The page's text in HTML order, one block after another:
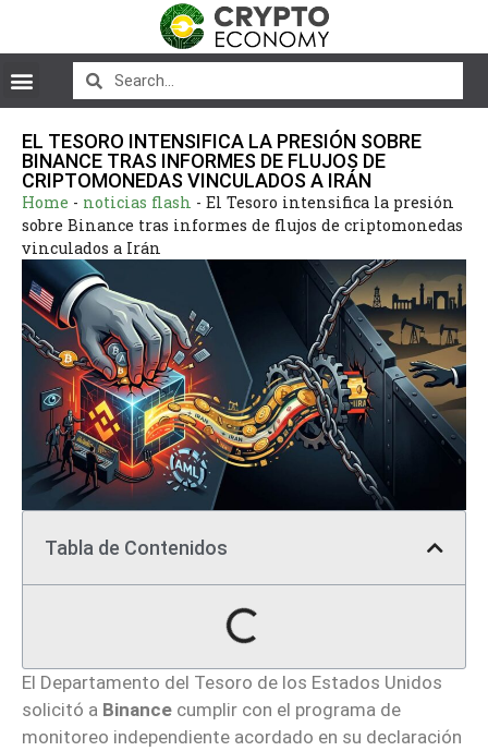
EL TESORO INTENSIFICA LA PRESIÓN SOBRE
BINANCE TRAS INFORMES DE FLUJOS DE
CRIPTOMONEDAS VINCULADOS A IRÁN
Home - noticias flash - El Tesoro intensifica la presión
sobre Binance tras informes de flujos de criptomonedas
vinculados a Irán
Tabla de Contenidos
El Departamento del Tesoro de los Estados Unidos
solicitó a Binance cumplir con el programa de
monitoreo independiente acordado en su declaración